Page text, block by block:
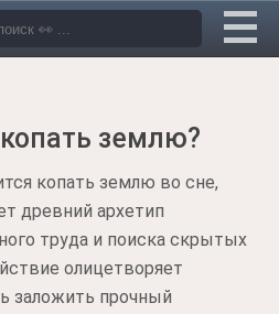
землю?
копать землю во сне,
древний архетип
труда и поиска скрытых
олицетворяет
заложить прочный